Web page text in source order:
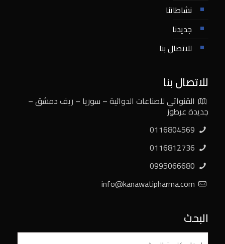
نشاطاتنا
جديدنا
للاتصال بنا
للاتصال بنا
القنواتي للصناعات الدوائية – سوريا – ريف دمشق –
جديدة عرطوز
البحث